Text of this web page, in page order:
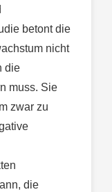
betont die
nicht
die
muss. Sie
zwar zu
die